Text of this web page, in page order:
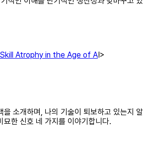
Atrophy in the Age of A I>
을 소개하며, 나의 기술이 퇴보하고 있는지 알
묘한 신호 네 가지를 이야기합니다.